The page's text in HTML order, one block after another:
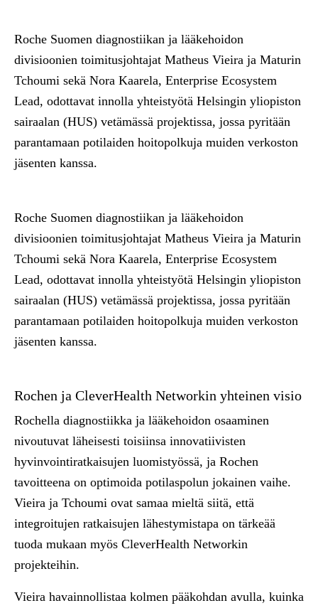
Roche Suomen diagnostiikan ja lääkehoidon
divisioonien toimitusjohtajat Matheus Vieira ja Maturin
Tchoumi sekä Nora Kaarela, Enterprise Ecosystem
Lead, odottavat innolla yhteistyötä Helsingin yliopiston
sairaalan (HUS) vetämässä projektissa, jossa pyritään
parantamaan potilaiden hoitopolkuja muiden verkoston
jäsenten kanssa.
Roche Suomen diagnostiikan ja lääkehoidon
divisioonien toimitusjohtajat Matheus Vieira ja Maturin
Tchoumi sekä Nora Kaarela, Enterprise Ecosystem
Lead, odottavat innolla yhteistyötä Helsingin yliopiston
sairaalan (HUS) vetämässä projektissa, jossa pyritään
parantamaan potilaiden hoitopolkuja muiden verkoston
jäsenten kanssa.
Rochen ja CleverHealth Networkin yhteinen visio
Rochella diagnostiikka ja lääkehoidon osaaminen
nivoutuvat läheisesti toisiinsa innovatiivisten
hyvinvointiratkaisujen luomistyössä, ja Rochen
tavoitteena on optimoida potilaspolun jokainen vaihe.
Vieira ja Tchoumi ovat samaa mieltä siitä, että
integroitujen ratkaisujen lähestymistapa on tärkeää
tuoda mukaan myös CleverHealth Networkin
projekteihin.
Vieira havainnollistaa kolmen pääkohdan avulla, kuinka